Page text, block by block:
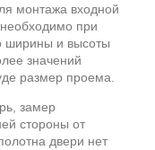
монтажа входной
при
ширины и высоты
значений
размер проема.
замер
стороны от
двери нет